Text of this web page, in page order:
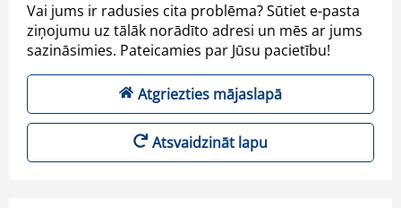
Vai jums ir radusies cita problēma? Sūtiet e-pasta
ziņojumu uz tālāk norādīto adresi un mēs ar jums
sazināsimies. Pateicamies par Jūsu pacietību!
Atgriezties mājaslapā
Atsvaidzināt lapu